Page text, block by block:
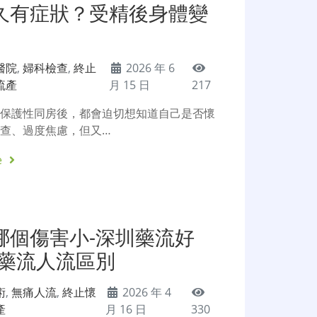
有症狀？受精後身體變
院,婦科檢查,終止
產
2026 年 6
月 15 日
217
護性同房後，都會迫切想知道自己是否懷
、過度焦慮，但又…
個傷害小-深圳藥流好
流人流區別
,無痛人流,終止懷
2026 年 4
月 16 日
330